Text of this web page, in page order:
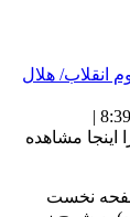
مشاهده
نخست